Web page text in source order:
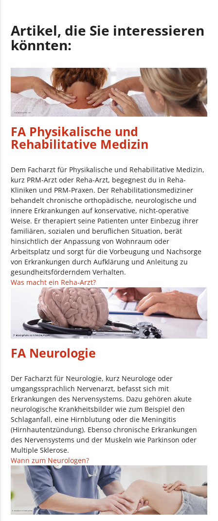
Artikel, die Sie interessieren
könnten:
FA Physikalische und
Rehabilitative Medizin
Dem Facharzt für Physikalische und Rehabilitative Medizin,
kurz PRM-Arzt oder Reha-Arzt, begegnest du in Reha-
Kliniken und PRM-Praxen. Der Rehabilitationsmediziner
behandelt chronische orthopädische, neurologische und
innere Erkrankungen auf konservative, nicht-operative
Weise. Er therapiert seine Patienten unter Einbezug ihrer
familiären, sozialen und beruflichen Situation, berät
hinsichtlich der Anpassung von Wohnraum oder
Arbeitsplatz und sorgt für die Vorbeugung und Nachsorge
von Erkrankungen durch Aufklärung und Anleitung zu
gesundheitsförderndem Verhalten.
Was macht ein Reha-Arzt?
FA Neurologie
Der Facharzt für Neurologie, kurz Neurologe oder
umgangssprachlich Nervenarzt, befasst sich mit
Erkrankungen des Nervensystems. Dazu gehören akute
neurologische Krankheitsbilder wie zum Beispiel den
Schlaganfall, eine Hirnblutung oder die Meningitis
(Hirnhautentzündung). Ebenso chronische Erkrankungen
des Nervensystems und der Muskeln wie Parkinson oder
Multiple Sklerose.
Wann zum Neurologen?